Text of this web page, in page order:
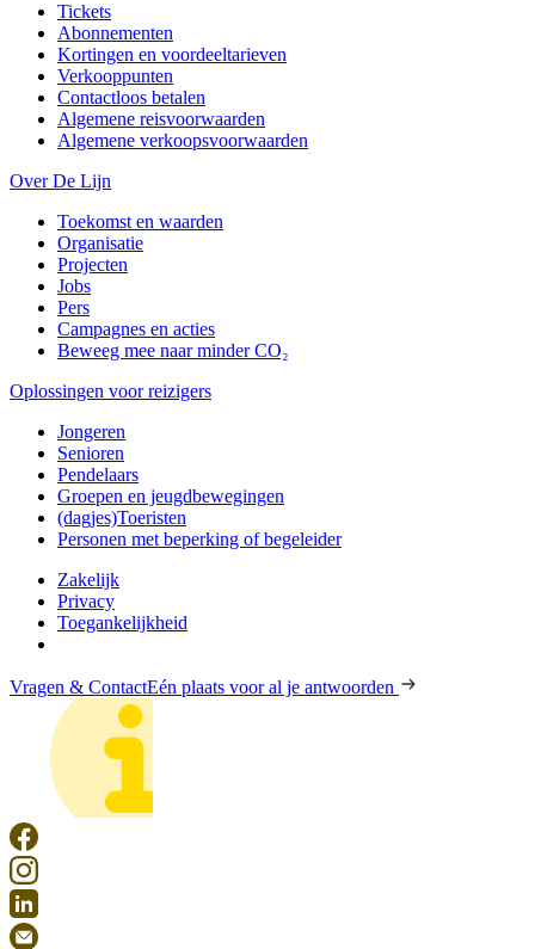
Tickets
Abonnementen
Kortingen en voordeeltarieven
Verkooppunten
Contactloos betalen
Algemene reisvoorwaarden
Algemene verkoopsvoorwaarden
Over De Lijn
Toekomst en waarden
Organisatie
Projecten
Jobs
Pers
Campagnes en acties
Beweeg mee naar minder CO₂
Oplossingen voor reizigers
Jongeren
Senioren
Pendelaars
Groepen en jeugdbewegingen
(dagjes)Toeristen
Personen met beperking of begeleider
Zakelijk
Privacy
Toegankelijkheid
Vragen & ContactEén plaats voor al je antwoorden